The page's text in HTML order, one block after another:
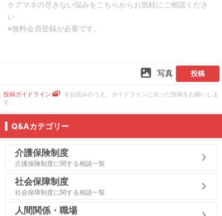
写真 投稿
投稿ガイドライン
をお読みのうえ、ガイドラインに沿った投稿をお願いしま
す。
Q&Aカテゴリー
介護保険制度
介護保険制度に関する相談一覧
社会保障制度
社会保障制度に関する相談一覧
人間関係・職場